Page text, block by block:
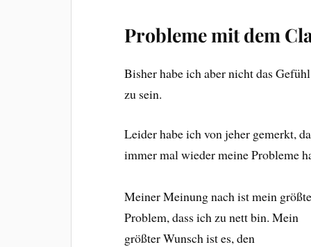
Probleme mit dem
Bisher habe ich aber nicht das
zu sein.
Leider habe ich von jeher gemerkt,
immer mal wieder meine Probleme
Meiner Meinung nach ist mein
Problem, dass ich zu nett bin. Mein
größter Wunsch ist es, den